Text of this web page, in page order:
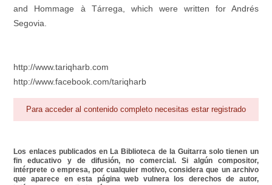
and Hommage à Tárrega, which were written for Andrés
Segovia.
http://www.tariqharb.com
http://www.facebook.com/tariqharb
Para acceder al contenido completo necesitas estar registrado
Los enlaces publicados en La Biblioteca de la Guitarra solo tienen un
fin educativo y de difusión, no comercial. Si algún compositor,
intérprete o empresa, por cualquier motivo, considera que un archivo
que aparece en esta página web vulnera los derechos de autor,